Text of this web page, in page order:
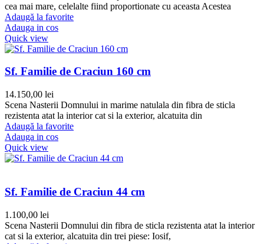
cea mai mare, celelalte fiind proportionate cu aceasta Acestea
Adaugă la favorite
Adauga in cos
Quick view
Sf. Familie de Craciun 160 cm
14.150,00 lei
Scena Nasterii Domnului in marime natulala din fibra de sticla
rezistenta atat la interior cat si la exterior, alcatuita din
Adaugă la favorite
Adauga in cos
Quick view
Sf. Familie de Craciun 44 cm
1.100,00 lei
Scena Nasterii Domnului din fibra de sticla rezistenta atat la interior
cat si la exterior, alcatuita din trei piese: Iosif,